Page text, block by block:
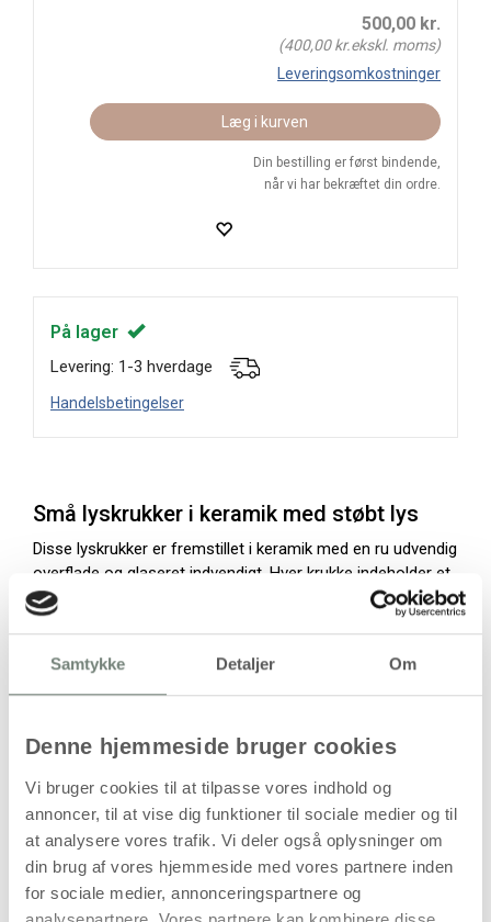
Samtykke Detaljer Om
Denne hjemmeside bruger cookies
Vi bruger cookies til at tilpasse vores indhold og
annoncer, til at vise dig funktioner til sociale medier og til
at analysere vores trafik. Vi deler også oplysninger om
din brug af vores hjemmeside med vores partnere inden
for sociale medier, annonceringspartnere og
500,00 kr.
(400,00kr.ekskl. moms)
Leveringsomkostninger
Læg i kurven
Din bestilling er først bindende,
når vi har bekræftet din ordre.
På lager
Levering: 1-3 hverdage
Handelsbetingelser
Små lyskrukker i keramik med støbt lys
Disse lyskrukker er fremstillet i keramik med en ru udvendig
overflade og glaseret indvendigt. Hver krukke indeholder et
støbt lys og leveres med låg, så beholderen kan anvendes
til opbevaring af småting, når lyset er brændt ud. Formatet
bordopdækning og dekorative opstillinger.
Kombination af lys og opbevaring
Efter brug som lyskrukke kan beholderen anvendes til
opbevaring af mindre genstande såsom smykker,
kontorartikler eller dekorative elementer.
Mulige anvendelser: